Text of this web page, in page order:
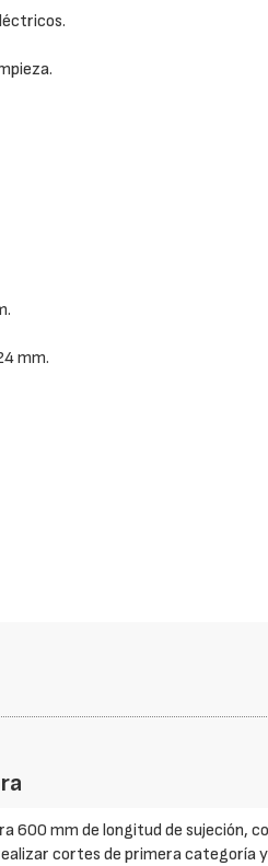
mm.
600 mm de longitud de sujeción,
cortes de primera categoría